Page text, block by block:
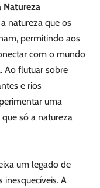
Natureza
natureza que os
permitindo aos
com o mundo
Ao flutuar sobre
e rios
uma
só a natureza
um legado de
A